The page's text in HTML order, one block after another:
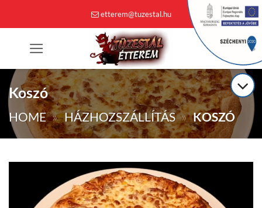
etterem@tuzestal.hu
Koszó
HOME » HÁZHOZSZÁLLÍTÁS » KOSZÓ